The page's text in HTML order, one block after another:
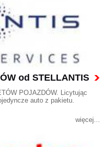
od STELLANTIS
POJAZDÓW. Licytując
auto z pakietu.
więcej...